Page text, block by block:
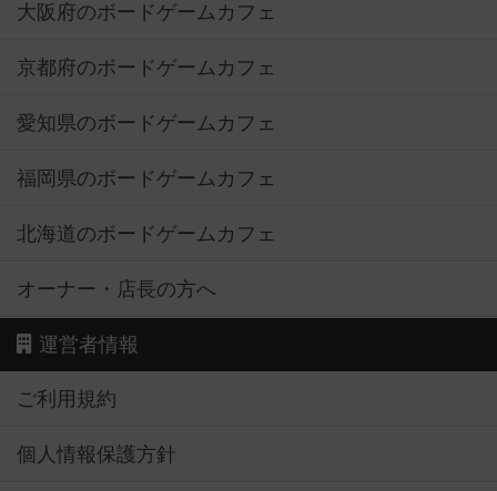
大阪府のボードゲームカフェ
京都府のボードゲームカフェ
愛知県のボードゲームカフェ
福岡県のボードゲームカフェ
北海道のボードゲームカフェ
オーナー・店長の方へ
運営者情報
ご利用規約
個人情報保護方針